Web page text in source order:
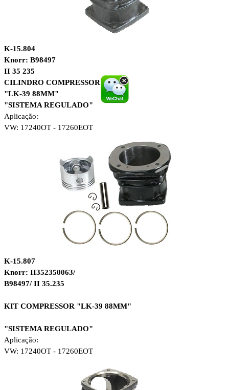
K-15.804
Knorr: B98497
II 35 235
CILINDRO COMPRESSOR
"LK-39 88MM"
"SISTEMA REGULADO"
Aplicação:
VW: 17240OT - 17260EOT
K-15.807
Knorr: II352350063/
B98497/ II 35.235
KIT COMPRESSOR "LK-39 88MM"
"SISTEMA REGULADO"
Aplicação:
VW: 17240OT - 17260EOT